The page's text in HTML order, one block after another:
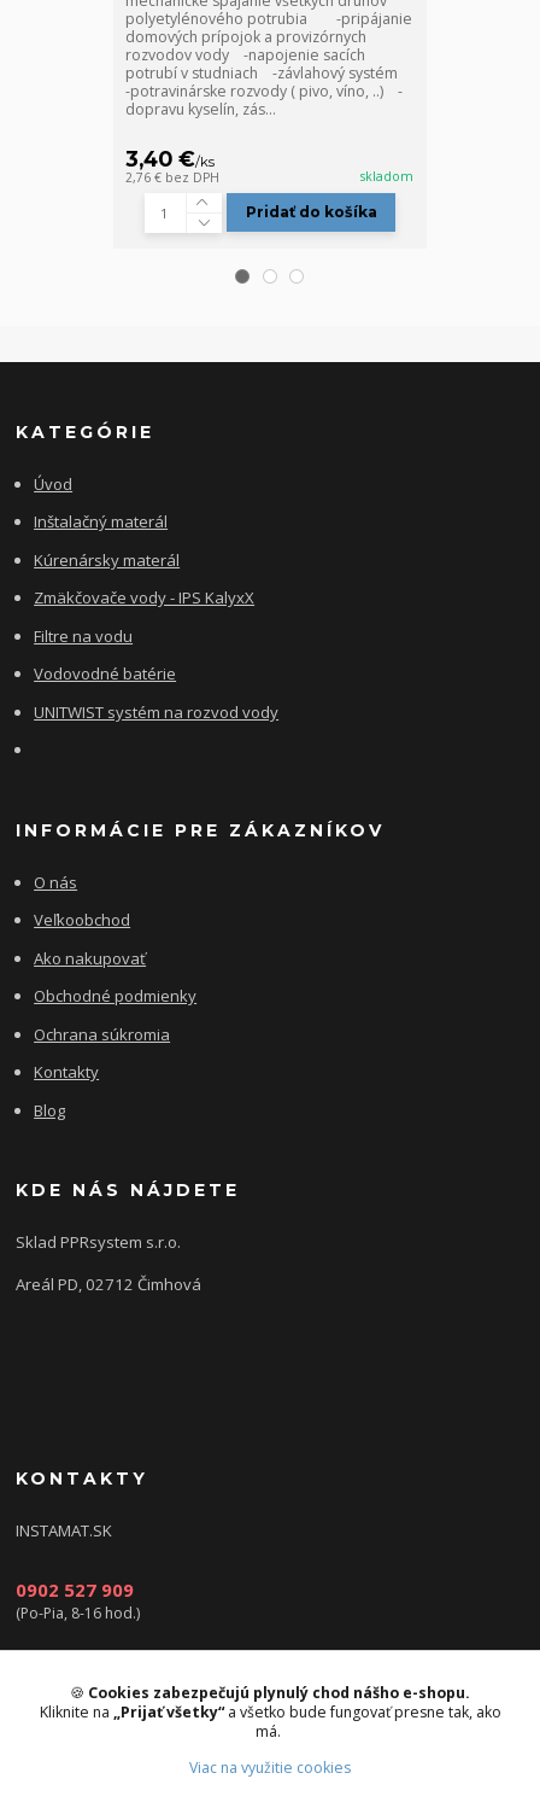
polyetylénového potrubia -pripájanie
domových prípojok a provizórnych
rozvodov vody -napojenie sacích
potrubí v studniach -závlahový systém
-potravinárske rozvody ( pivo, víno, ..) -
dopravu kyselín, zás...
3,40 €/ks
2,76 € bez DPH skladom
Pridať do košíka
KATEGÓRIE
Úvod
Inštalačný materál
Kúrenársky materál
Zmäkčovače vody - IPS KalyxX
Filtre na vodu
Vodovodné batérie
UNITWIST systém na rozvod vody
INFORMÁCIE PRE ZÁKAZNÍKOV
O nás
Veľkoobchod
Ako nakupovať
Obchodné podmienky
Ochrana súkromia
Kontakty
Blog
KDE NÁS NÁJDETE
Sklad PPRsystem s.r.o.
Areál PD, 02712 Čimhová
KONTAKTY
INSTAMAT.SK
0902 527 909
(Po-Pia, 8-16 hod.)
info@instamat.sk
🍪 Cookies zabezpečujú plynulý chod nášho e-shopu.
Kliknite na „Prijať všetky“a všetko bude fungovať presne tak, ako
má.
Viac na využitie cookies